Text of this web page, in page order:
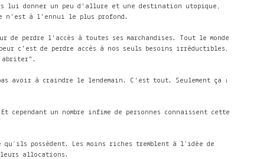
lui donner un peu d'allure et une destination utopique,
n'est à l'ennui le plus profond.
de perdre l'accès à toutes ses marchandises. Tout le monde
c'est de perdre accès à nos seuls besoins irréductibles,
avoir à craindre le lendemain. C'est tout. Seulement ça :
cependant un nombre infime de personnes connaissent cette
possèdent. Les moins riches tremblent à l’idée de
allocations.